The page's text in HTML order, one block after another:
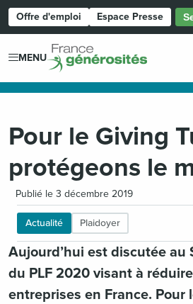
Offre d'emploi Espace Presse
MENU
Pour le Giving
protégeons le
Publié le 3 décembre 2019
Actualité Plaidoyer
Aujourd’hui est discutée au
du PLF 2020 visant à
entreprises en France. Pour